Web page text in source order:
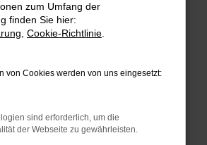
Firewall und deine
Webseiten, zum Beispiel deine
wie Werbeblocker,
bestimmter Seiten
die Seite in einem
zum Umfang der
finden Sie hier:
Cookie-Richtlinie
von Cookies werden von uns eingesetzt:
sind erforderlich, um die
der Webseite zu gewährleisten.